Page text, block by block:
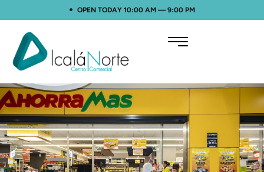
OPEN TODAY 10:00 AM — 9:00 PM